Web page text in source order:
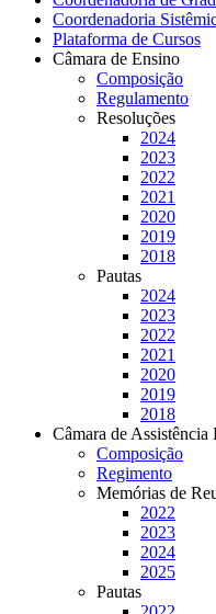
Coordenadoria
Plataforma de Cursos
Câmara de Ensino
Composição
Regulamento
Resoluções
2024
2023
2022
2021
2020
2019
2018
Pautas
2024
2023
2022
2021
2020
2019
2018
Câmara de Assistência
Composição
Regimento
Memórias de
2022
2023
2024
2025
Pautas